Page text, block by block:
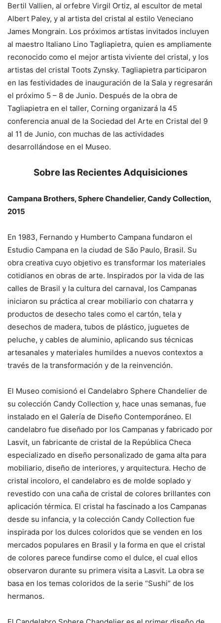
Bertil Vallien, al orfebre Virgil Ortiz, al escultor de metal
Albert Paley, y al artista del cristal al estilo Veneciano
James Mongrain. Los próximos artistas invitados incluyen
al maestro Italiano Lino Tagliapietra, quien es ampliamente
reconocido como el mejor artista viviente del cristal, y los
artistas del cristal Toots Zynsky. Tagliapietra participaron
en las festividades de inauguración de la Sala y regresarán
el próximo 5 – 8 de Junio. Después de la obra de
Tagliapietra en el taller, Corning organizará la 45
conferencia anual de la Sociedad del Arte en Cristal del 9
al 11 de Junio, con muchas de las actividades
desarrollándose en el Museo.
Sobre las Recientes Adquisiciones
Campana Brothers, Sphere Chandelier, Candy Collection,
2015
En 1983, Fernando y Humberto Campana fundaron el
Estudio Campana en la ciudad de São Paulo, Brasil. Su
obra creativa cuyo objetivo es transformar los materiales
cotidianos en obras de arte. Inspirados por la vida de las
calles de Brasil y la cultura del carnaval, los Campanas
iniciaron su práctica al crear mobiliario con chatarra y
productos de desecho tales como el cartón, tela y
desechos de madera, tubos de plástico, juguetes de
peluche, y cables de aluminio, aplicando sus técnicas
artesanales y materiales humildes a nuevos contextos a
través de la transformación y de la reinvención.
El Museo comisionó el Candelabro Sphere Chandelier de
su colección Candy Collection y, hace unas semanas, fue
instalado en el Galería de Diseño Contemporáneo. El
candelabro fue diseñado por los Campanas y fabricado por
Lasvit, un fabricante de cristal de la República Checa
especializado en diseño personalizado de gama alta para
mobiliario, diseño de interiores, y arquitectura. Hecho de
cristal incoloro, el candelabro es de molde soplado y
revestido con una caña de cristal de colores brillantes con
aplicación térmica. El cristal ha fascinado a los Campanas
desde su infancia, y la colección Candy Collection fue
inspirada por los dulces coloridos que se venden en los
mercados populares en Brasil y la forma en que el cristal
de colores parece fundirse como el dulce, el cual ellos
observaron durante su primera visita a Lasvit. La obra se
basa en los temas coloridos de la serie “Sushi” de los
hermanos.